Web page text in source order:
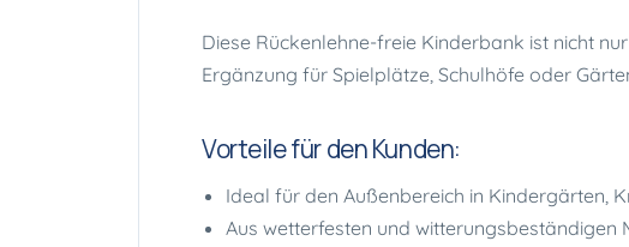
Diese Rückenlehne-freie Kinderbank ist nicht
Ergänzung für Spielplätze, Schulhöfe oder
Vorteile für den Kunden:
Ideal für den Außenbereich in Kindergärten,
Aus wetterfesten und witterungsbeständigen